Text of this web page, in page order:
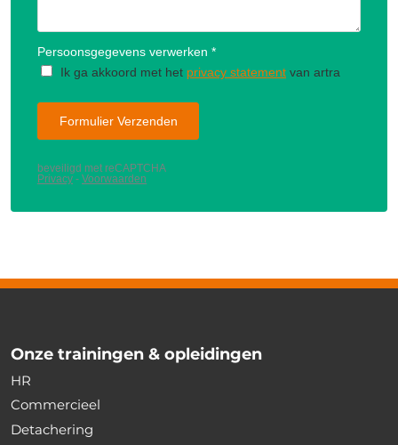
Onze trainingen & opleidingen
HR
Commercieel
Detachering